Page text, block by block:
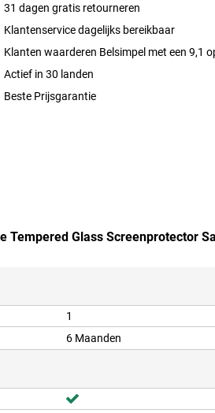
31 dagen gratis retourneren
Klantenservice dagelijks bereikbaar
Klanten waarderen Belsimpel met een 9,1
Actief in 30 landen
Beste Prijsgarantie
Tempered Glass Screenprotector
1
6 Maanden